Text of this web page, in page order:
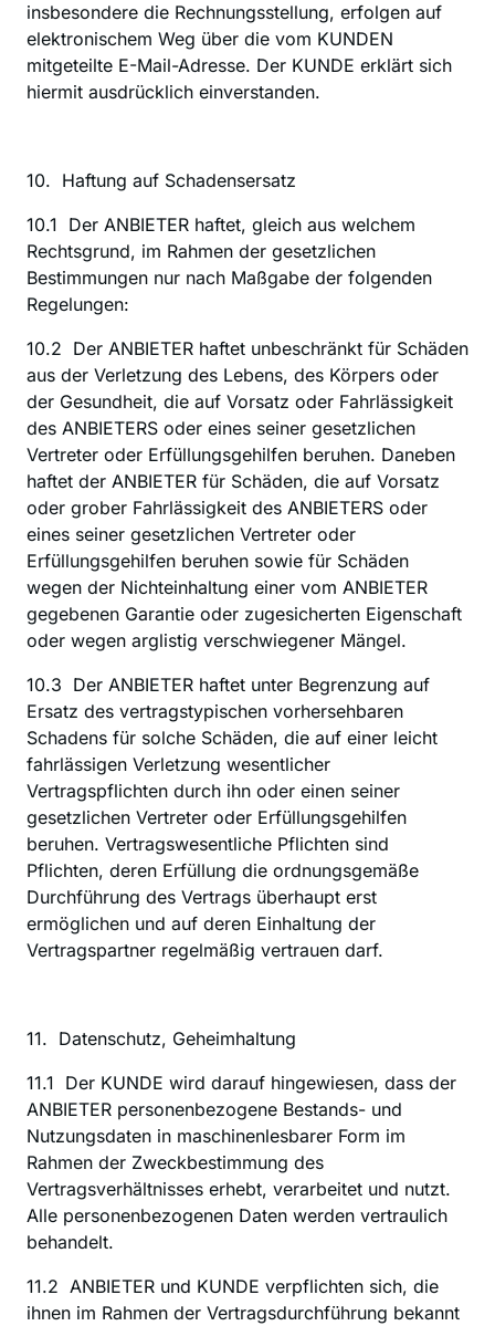
insbesondere die Rechnungsstellung, erfolgen auf
elektronischem Weg über die vom KUNDEN
mitgeteilte E-Mail-Adresse. Der KUNDE erklärt sich
hiermit ausdrücklich einverstanden.
10.  Haftung auf Schadensersatz
‍10.1  Der ANBIETER haftet, gleich aus welchem
Rechtsgrund, im Rahmen der gesetzlichen
Bestimmungen nur nach Maßgabe der folgenden
Regelungen:
10.2  Der ANBIETER haftet unbeschränkt für Schäden
aus der Verletzung des Lebens, des Körpers oder
der Gesundheit, die auf Vorsatz oder Fahrlässigkeit
des ANBIETERS oder eines seiner gesetzlichen
Vertreter oder Erfüllungsgehilfen beruhen. Daneben
haftet der ANBIETER für Schäden, die auf Vorsatz
oder grober Fahrlässigkeit des ANBIETERS oder
eines seiner gesetzlichen Vertreter oder
Erfüllungsgehilfen beruhen sowie für Schäden
wegen der Nichteinhaltung einer vom ANBIETER
gegebenen Garantie oder zugesicherten Eigenschaft
oder wegen arglistig verschwiegener Mängel.
10.3  Der ANBIETER haftet unter Begrenzung auf
Ersatz des vertragstypischen vorhersehbaren
Schadens für solche Schäden, die auf einer leicht
fahrlässigen Verletzung wesentlicher
Vertragspflichten durch ihn oder einen seiner
gesetzlichen Vertreter oder Erfüllungsgehilfen
beruhen. Vertragswesentliche Pflichten sind
Pflichten, deren Erfüllung die ordnungsgemäße
Durchführung des Vertrags überhaupt erst
ermöglichen und auf deren Einhaltung der
Vertragspartner regelmäßig vertrauen darf.
11.  Datenschutz, Geheimhaltung
‍11.1  Der KUNDE wird darauf hingewiesen, dass der
ANBIETER personenbezogene Bestands- und
Nutzungsdaten in maschinenlesbarer Form im
Rahmen der Zweckbestimmung des
Vertragsverhältnisses erhebt, verarbeitet und nutzt.
Alle personenbezogenen Daten werden vertraulich
behandelt.
11.2  ANBIETER und KUNDE verpflichten sich, die
ihnen im Rahmen der Vertragsdurchführung bekannt